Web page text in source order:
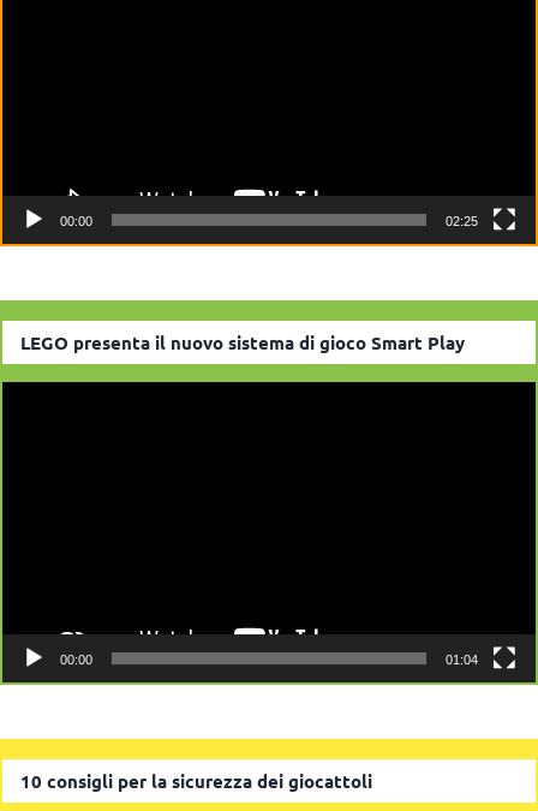
00:00 02:25
LEGO presenta il nuovo sistema di gioco Smart Play
00:00 01:04
10 consigli per la sicurezza dei giocattoli